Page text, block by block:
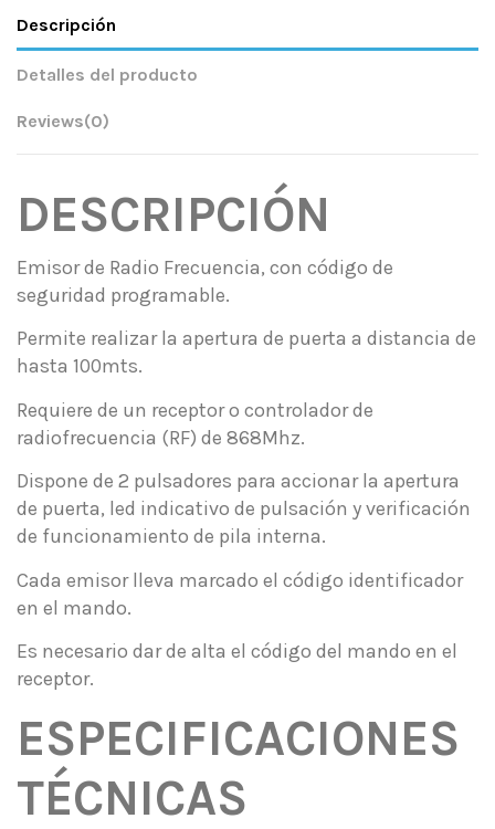
Descripción
Detalles del producto
Reviews(0)
DESCRIPCIÓN
Emisor de Radio Frecuencia, con código de
seguridad programable.
Permite realizar la apertura de puerta a distancia de
hasta 100mts.
Requiere de un receptor o controlador de
radiofrecuencia (RF) de 868Mhz.
Dispone de 2 pulsadores para accionar la apertura
de puerta, led indicativo de pulsación y verificación
de funcionamiento de pila interna.
Cada emisor lleva marcado el código identificador
en el mando.
Es necesario dar de alta el código del mando en el
receptor.
ESPECIFICACIONES
TÉCNICAS